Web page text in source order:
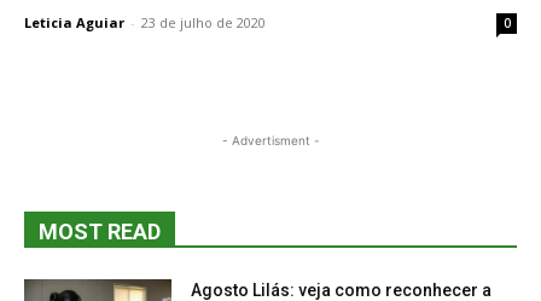
Leticia Aguiar - 23 de julho de 2020 0
- Advertisment -
MOST READ
Agosto Lilás: veja como reconhecer a